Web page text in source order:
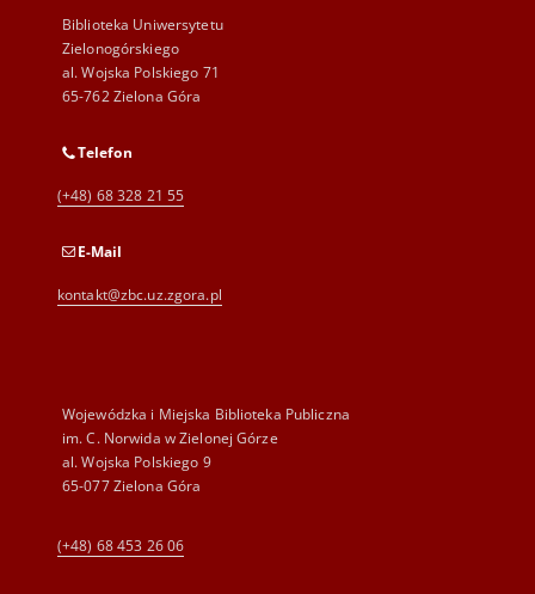
Biblioteka Uniwersytetu
Zielonogórskiego
al. Wojska Polskiego 71
65-762 Zielona Góra
Telefon
(+48) 68 328 21 55
E-Mail
kontakt@zbc.uz.zgora.pl
Wojewódzka i Miejska Biblioteka Publiczna
im. C. Norwida w Zielonej Górze
al. Wojska Polskiego 9
65-077 Zielona Góra
(+48) 68 453 26 06